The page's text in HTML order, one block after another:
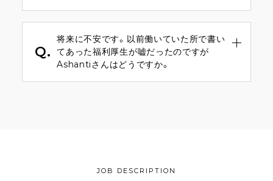
A.
短1カ月でスタイリスト育成できます。※個人
差有り
Q.
将来に不安です。以前働いていた所で書い
てあった福利厚生が嘘だったのですが
Ashantiさんはどうですか。
JOB DESCRIPTION